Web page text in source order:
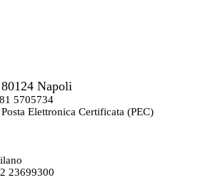
Napoli
5705734
Elettronica Certificata (PEC)
23699300